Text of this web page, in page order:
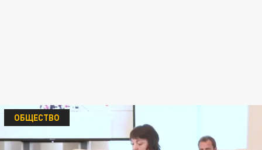
ОБЩЕСТВО